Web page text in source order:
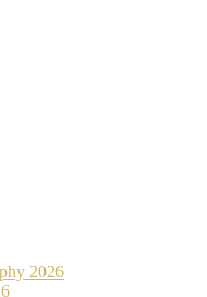
2026